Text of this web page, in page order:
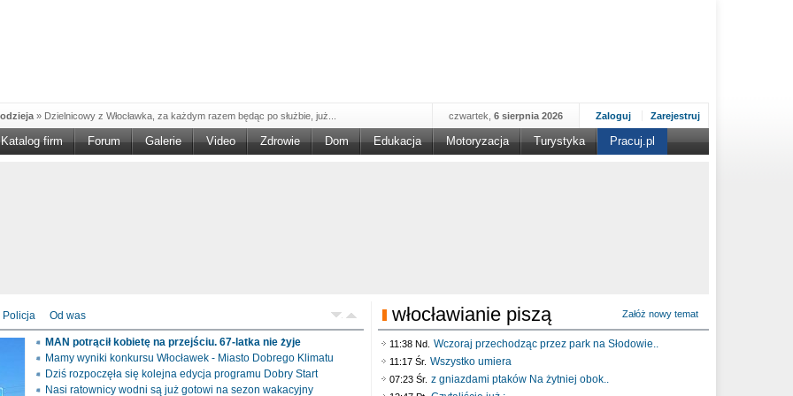
» Dzielnicowy z Włocławka, za każdym razem będąc po służbie, już...
w NGO'»Ruszył nabór w konkursie „Wsparcie Organizacji Wolontariatu w NGO –
» Od czerwca rozpoczął się nowy okres świadczeniowy 800 plus, który
» Policjanci ruchu drogowego przeprowadzili na drogach Włocławka i
Zaloguj Zarejestruj
czwartek, 6 sierpnia 2026
Katalog firm Forum Galerie Video Zdrowie Dom Edukacja Motoryzacja Turystyka Pracuj.pl
Policja Od was
MAN potrącił kobietę na przejściu. 67-latka nie żyje
Mamy wyniki konkursu Włocławek - Miasto Dobrego Klimatu
Dziś rozpoczęła się kolejna edycja programu Dobry Start
Nasi ratownicy wodni są już gotowi na sezon wakacyjny
włocławianie piszą Załóż nowy temat
11:38 Nd. Wczoraj przechodząc przez park na Słodowie..
11:17 Śr. Wszystko umiera
07:23 Śr. z gniazdami ptaków Na żytniej obok..